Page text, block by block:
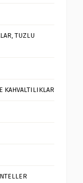
TUZLU
KAHVALTILIKLAR